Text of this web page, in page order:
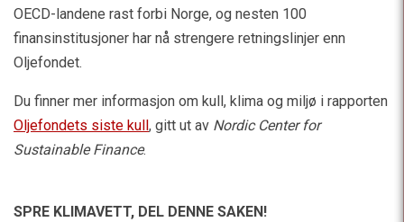
OECD-landene rast forbi Norge, og nesten 100
finansinstitusjoner har nå strengere retningslinjer enn
Oljefondet.
Du finner mer informasjon om kull, klima og miljø i rapporten
Oljefondets siste kull , gitt ut av Nordic Center for
Sustainable Finance.
SPRE KLIMAVETT, DEL DENNE SAKEN!